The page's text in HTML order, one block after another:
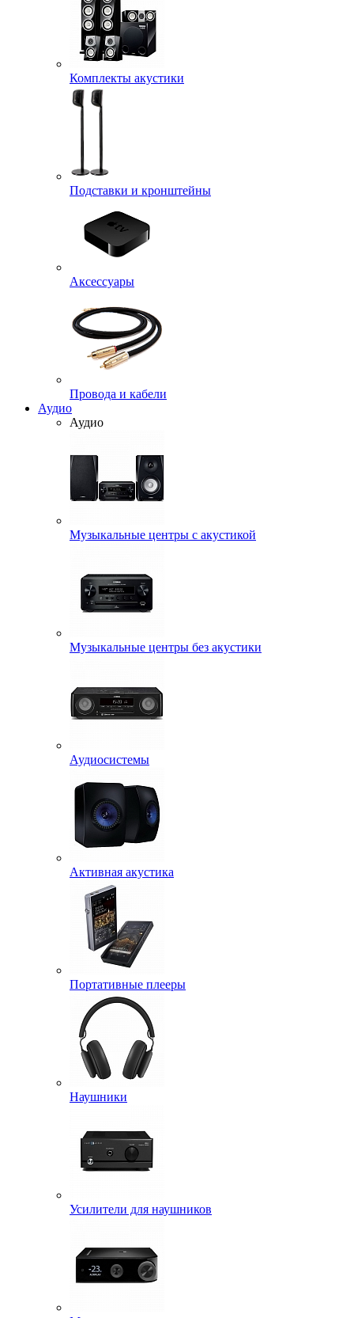
Комплекты акустики
Подставки и кронштейны
Аксессуары
Провода и кабели
Аудио
Аудио
Музыкальные центры с акустикой
Музыкальные центры без акустики
Аудиосистемы
Активная акустика
Портативные плееры
Наушники
Усилители для наушников